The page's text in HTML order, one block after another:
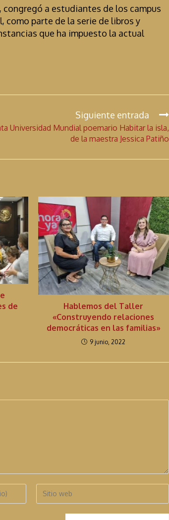
a estudiantes de los campus
como parte de la serie de libros y
que ha impuesto la actual
Siguiente entrada
Universidad Mundial poemario Habitar la isla,
de la maestra Jessica Patiño
de
Hablemos del Taller
«Construyendo relaciones
democráticas en las familias»
9 junio, 2022